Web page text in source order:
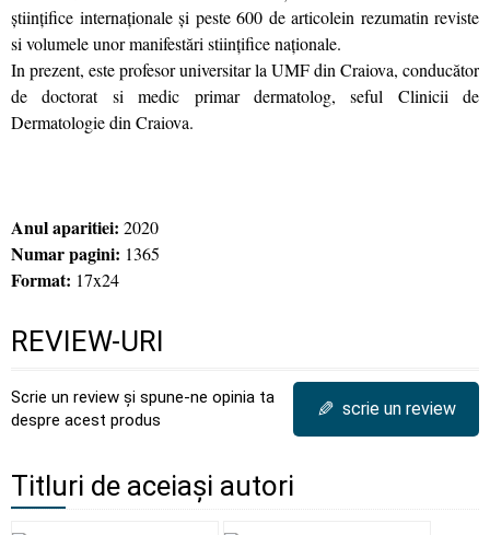
ştiinţifice internaţionale şi peste 600 de articolein rezumatin reviste
si volumele unor manifestări stiinţifice naţionale.
In prezent, este profesor universitar la UMF din Craiova, conducător
de doctorat si medic primar dermatolog, seful Clinicii de
Dermatologie din Craiova.
Anul aparitiei: 2020
Numar pagini: 1365
Format: 17x24
REVIEW-URI
Scrie un review și spune-ne opinia ta
despre acest produs
✎ scrie un review
Titluri de aceiași autori